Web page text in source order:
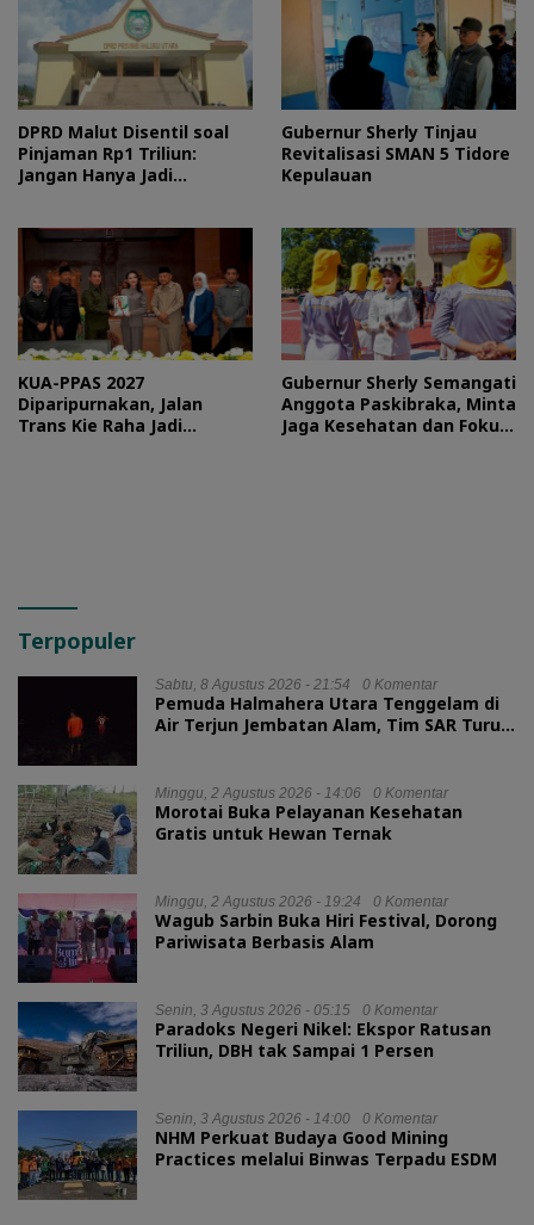
DPRD Malut Disentil soal
Pinjaman Rp1 Triliun:
Jangan Hanya Jadi
Gubernur Sherly Tinjau
Revitalisasi SMAN 5 Tidore
Kepulauan
KUA-PPAS 2027
Diparipurnakan, Jalan
Trans Kie Raha Jadi
Gubernur Sherly Semangati
Anggota Paskibraka, Minta
Jaga Kesehatan dan Fokus
Terpopuler
Sabtu, 8 Agustus 2026 - 21:54 0 Komentar
Pemuda Halmahera Utara Tenggelam di
Air Terjun Jembatan Alam, Tim SAR Turun
Minggu, 2 Agustus 2026 - 14:06 0 Komentar
Morotai Buka Pelayanan Kesehatan
Gratis untuk Hewan Ternak
Minggu, 2 Agustus 2026 - 19:24 0 Komentar
Wagub Sarbin Buka Hiri Festival, Dorong
Pariwisata Berbasis Alam
Senin, 3 Agustus 2026 - 05:15 0 Komentar
Paradoks Negeri Nikel: Ekspor Ratusan
Triliun, DBH tak Sampai 1 Persen
Senin, 3 Agustus 2026 - 14:00 0 Komentar
NHM Perkuat Budaya Good Mining
Practices melalui Binwas Terpadu ESDM